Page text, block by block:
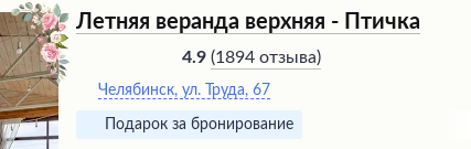
комфорта и гармонии, приглашая насладиться
прекрасным временяпрепровождением.
Летняя веранда верхняя - Птичка
4.9 (1894 отзыва)
Челябинск, ул. Труда, 67
Подарок за бронирование